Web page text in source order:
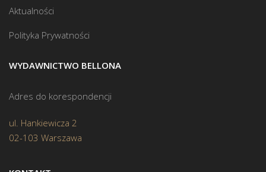
Aktualności
Polityka Prywatności
WYDAWNICTWO BELLONA
Adres do korespondencji
ul. Hankiewicza 2
02-103 Warszawa